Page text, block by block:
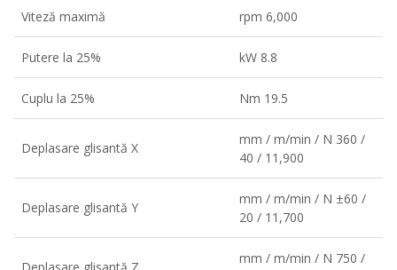
Viteză maximă rpm 6,000
Putere la 25% kW 8.8
Cuplu la 25% Nm 19.5
Deplasare glisantă X
mm / m/min / N 360 /
40 / 11,900
Deplasare glisantă Y
mm / m/min / N ±60 /
20 / 11,700
mm / m/min / N 750 /